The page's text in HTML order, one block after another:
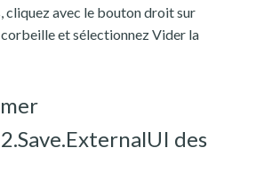
cliquez avec le bouton droit sur
et sélectionnez Vider la
des